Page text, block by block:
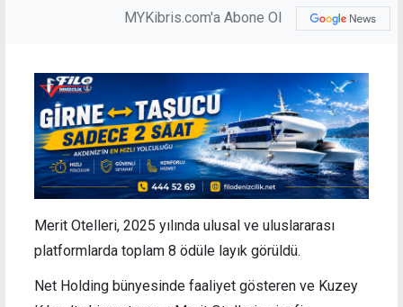
MYKibris.com'a Abone Ol
Merit Otelleri, 2025 yılında ulusal ve uluslararası
platformlarda toplam 8 ödüle layık görüldü.
Net Holding bünyesinde faaliyet gösteren ve Kuzey